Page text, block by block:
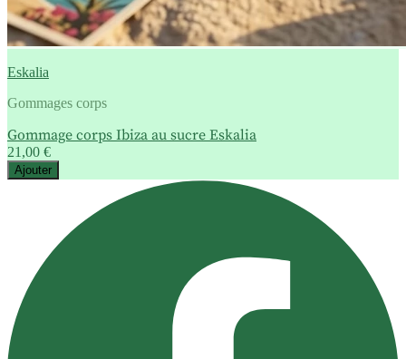
Eskalia
Gommages corps
Gommage corps Ibiza au sucre Eskalia
21,00 €
Ajouter